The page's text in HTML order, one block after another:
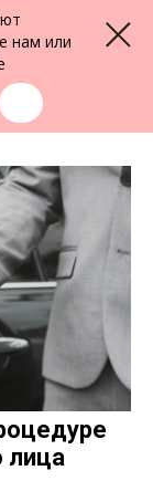
нам или
лица